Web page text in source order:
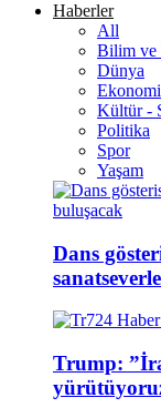
Haberler
All
Bilim ve
Dünya
Ekonomi
Kültür -
Politika
Spor
Yaşam
Dans
Trump: